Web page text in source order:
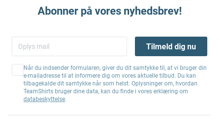
Abonner på vores nyhedsbrev!
Tilmeld dig nu
Når du indsender formularen, giver du dit samtykke til, at vi bruger din
e-mailadresse til at informere dig om vores aktuelle tilbud. Du kan
tilbagekalde dit samtykke når som helst. Oplysninger om, hvordan
TeamShirts bruger dine data, kan du finde i vores erklæring om
databeskyttelse.